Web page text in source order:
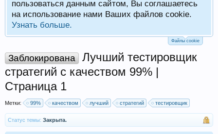
пользоваться данным сайтом, Вы соглашаетесь
на использование нами Ваших файлов cookie.
Узнать больше.
Файлы cookie
Заблокирована
Лучший тестировщик
стратегий с качеством 99% |
Страница 1
Метки: 99% качеством лучший стратегий тестировщик
Статус темы: Закрыта.